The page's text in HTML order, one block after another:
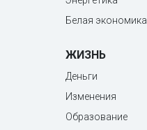
Белая экономика
ЖИЗНЬ
Деньги
Изменения
Образование